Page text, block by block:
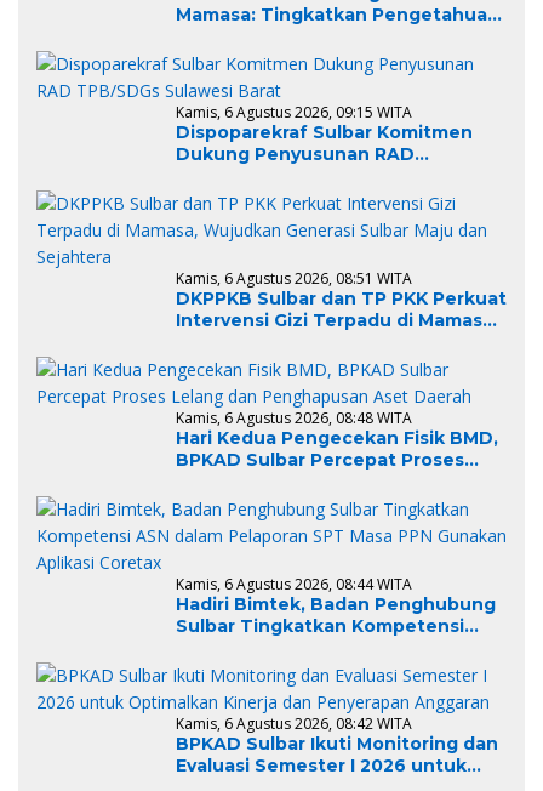
Mamasa: Tingkatkan Pengetahuan
Pemenuhan Gizi
Kamis, 6 Agustus 2026, 09:15 WITA
Dispoparekraf Sulbar Komitmen
Dukung Penyusunan RAD
Kamis, 6 Agustus 2026, 08:51 WITA
DKPPKB Sulbar dan TP PKK Perkuat
Intervensi Gizi Terpadu di Mamasa,
dan Sejahtera
Kamis, 6 Agustus 2026, 08:48 WITA
Hari Kedua Pengecekan Fisik BMD,
BPKAD Sulbar Percepat Proses
Daerah
Kamis, 6 Agustus 2026, 08:44 WITA
Hadiri Bimtek, Badan Penghubung
Sulbar Tingkatkan Kompetensi
PPN Gunakan Aplikasi Coretax
Kamis, 6 Agustus 2026, 08:42 WITA
BPKAD Sulbar Ikuti Monitoring dan
Evaluasi Semester I 2026 untuk